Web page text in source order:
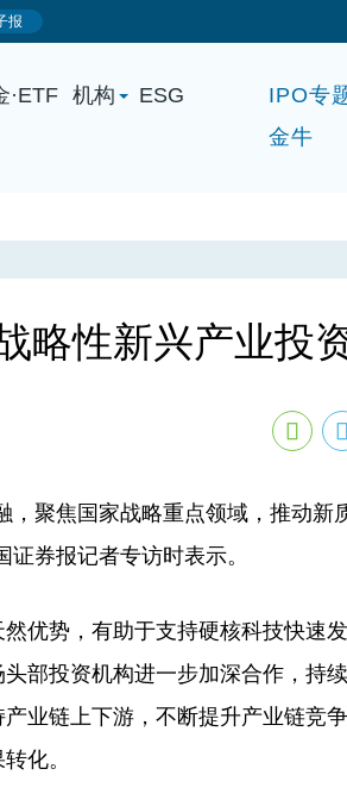
·ETF 机构
ESG
IPO专
金牛
略性新兴产业投
聚焦国家战略重点领域，推动新
券报记者专访时表示。
势，有助于支持硬核科技快速
部投资机构进一步加深合作，持
业链上下游，不断提升产业链竞
化。